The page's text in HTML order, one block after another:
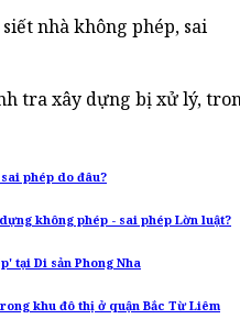
nhà không phép, sai
tra xây dựng bị xử lý,
phép do đâu?
không phép - sai phép Lờn luật?
tại Di sản Phong Nha
khu đô thị ở quận Bắc Từ Liêm